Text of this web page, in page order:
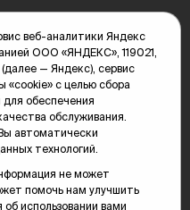
28А
веб-аналитики Яндекс
ООО «ЯНДЕКС», 119021,
(далее — Яндекс), сервис
«cookie» с целью сбора
обеспечения
обслуживания.
автоматически
технологий.
не может
помочь нам улучшить
использовании вами